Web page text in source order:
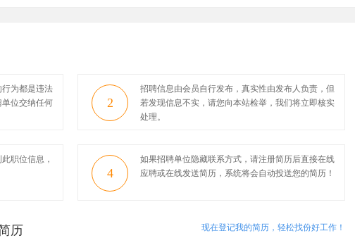
为都是违法
位交纳任何
2
招聘信息由会员自行发布，真实性由发布人负责，但
若发现信息不实，请您向本站检举，我们将立即核实
处理。
职位信息，
4
如果招聘单位隐藏联系方式，请注册简历后直接在线
应聘或在线发送简历，系统将会自动投送您的简历！
历 现在登记我的简历，轻松找份好工作！